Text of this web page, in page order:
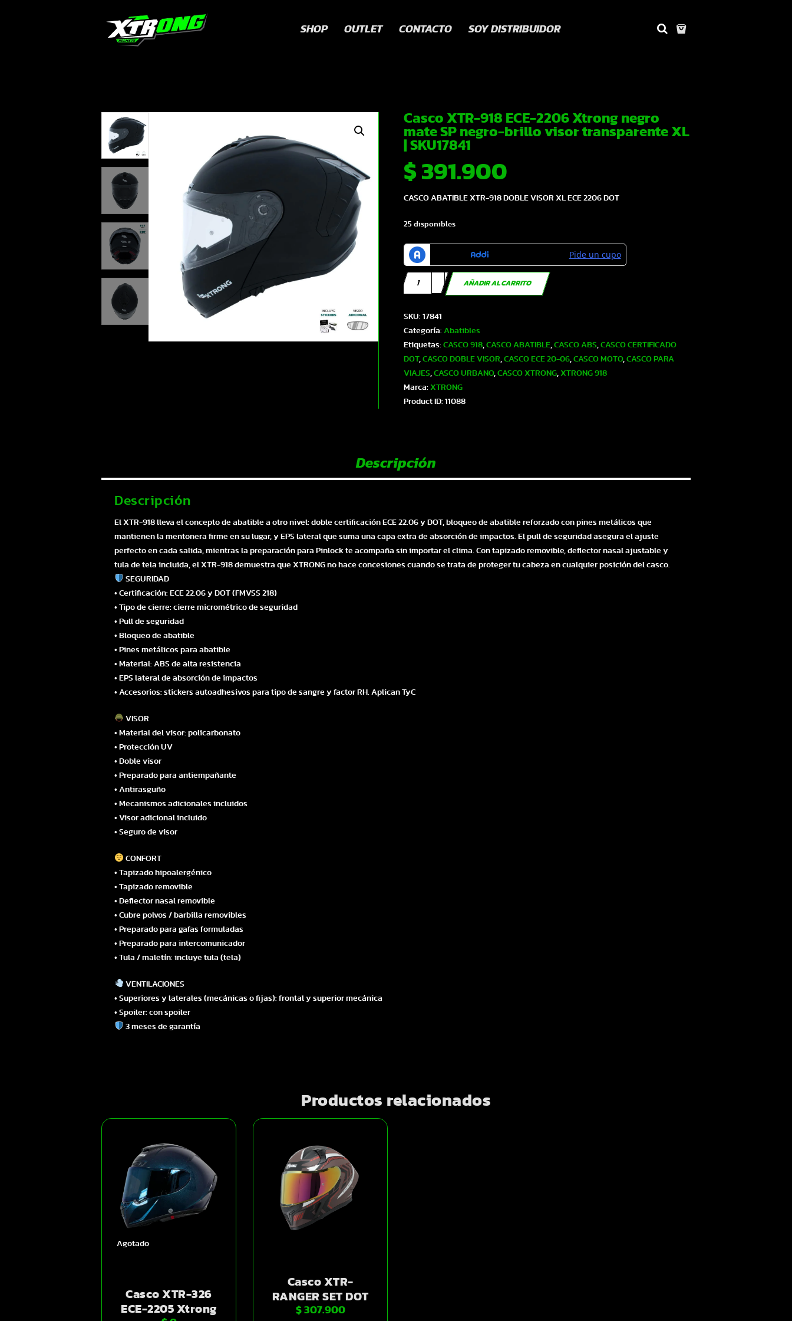
SHOP OUTLET CONTACTO SOY DISTRIBUIDOR
Casco XTR-918 ECE-2206 Xtrong negro
mate SP negro-brillo visor transparente XL
| SKU17841
$ 391.900
CASCO ABATIBLE XTR-918 DOBLE VISOR XL ECE 2206 DOT
25 disponibles
Casco
XTR-
ECE-
2206
Xtrong
negro
mate
SP
negro-
XL
|
AÑADIR AL CARRITO
SKU: 17841
Categoría: Abatibles
Etiquetas: CASCO 918, CASCO ABATIBLE, CASCO ABS, CASCO CERTIFICADO
DOT, CASCO DOBLE VISOR, CASCO ECE 20-06, CASCO MOTO, CASCO PARA
VIAJES, CASCO URBANO, CASCO XTRONG, XTRONG 918
Marca: XTRONG
Product ID: 11088
Descripción
Descripción
El XTR-918 lleva el concepto de abatible a otro nivel: doble certificación ECE 22.06 y DOT, bloqueo de abatible reforzado con pines metálicos que
mantienen la mentonera firme en su lugar, y EPS lateral que suma una capa extra de absorción de impactos. El pull de seguridad asegura el ajuste
perfecto en cada salida, mientras la preparación para Pinlock te acompaña sin importar el clima. Con tapizado removible, deflector nasal ajustable y
tula de tela incluida, el XTR-918 demuestra que XTRONG no hace concesiones cuando se trata de proteger tu cabeza en cualquier posición del casco.
SEGURIDAD
• Certificación: ECE 22.06 y DOT (FMVSS 218)
• Tipo de cierre: cierre micrométrico de seguridad
• Pull de seguridad
• Bloqueo de abatible
• Pines metálicos para abatible
• Material: ABS de alta resistencia
• EPS lateral de absorción de impactos
• Accesorios: stickers autoadhesivos para tipo de sangre y factor RH. Aplican TyC
VISOR
• Material del visor: policarbonato
• Protección UV
• Doble visor
• Preparado para antiempañante
• Antirasguño
• Mecanismos adicionales incluidos
• Visor adicional incluido
• Seguro de visor
CONFORT
• Tapizado hipoalergénico
• Tapizado removible
• Deflector nasal removible
• Cubre polvos / barbilla removibles
• Preparado para gafas formuladas
• Preparado para intercomunicador
• Tula / maletín: incluye tula (tela)
VENTILACIONES
• Superiores y laterales (mecánicas o fijas): frontal y superior mecánica
• Spoiler: con spoiler
3 meses de garantía
Productos relacionados
Agotado
Casco XTR-326
ECE-2205 Xtrong
Casco XTR-
RANGER SET DOT
Xtrong shadow
$307.900